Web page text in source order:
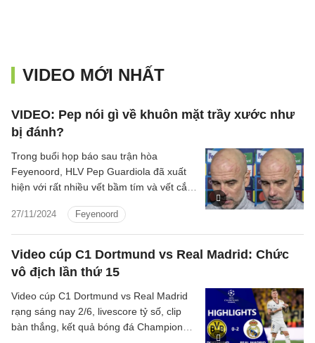
VIDEO MỚI NHẤT
VIDEO: Pep nói gì về khuôn mặt trầy xước như
bị đánh?
27/11/2024 Feyenoord
Trong buổi họp báo sau trận hòa
Feyenoord, HLV Pep Guardiola đã xuất
hiện với rất nhiều vết bầm tím và vết cắt
Video cúp C1 Dortmund vs Real Madrid: Chức
vô địch lần thứ 15
Video cúp C1 Dortmund vs Real Madrid
rạng sáng nay 2/6, livescore tỷ số, clip
bàn thắng, kết quả bóng đá Champions